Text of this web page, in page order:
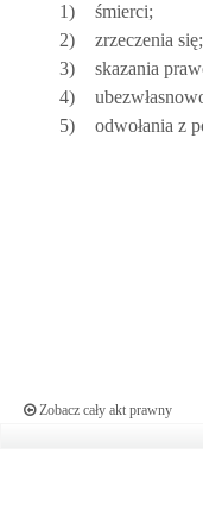
1)
śmierci;
2)
zrzeczenia się;
3)
skazania
4)
5)
odwołania z
Zobacz cały akt prawny